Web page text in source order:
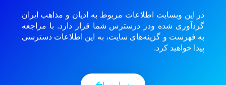
در این وبسایت اطلاعات مربوط به ادیان و مذاهب ایران
گردآوری شده ودر درسترس شما قرار دارد. با مراجعه
به فهرست و گزینه‌های سایت، به این اطلاعات دسترسی
پیدا خواهید کرد.